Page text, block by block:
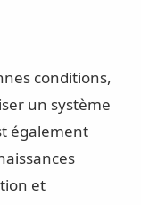
conditions,
un système
également
et